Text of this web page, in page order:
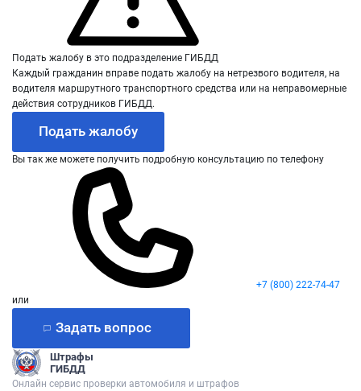
Подать жалобу в это подразделение ГИБДД
Каждый гражданин вправе подать жалобу на нетрезвого водителя, на
водителя маршрутного транспортного средства или на неправомерные
действия сотрудников ГИБДД.
Подать жалобу
Вы так же можете получить подробную консультацию по телефону
+7 (800) 222-74-47
или
Задать вопрос
Штрафы
ГИБДД
Онлайн сервис проверки автомобиля и штрафов